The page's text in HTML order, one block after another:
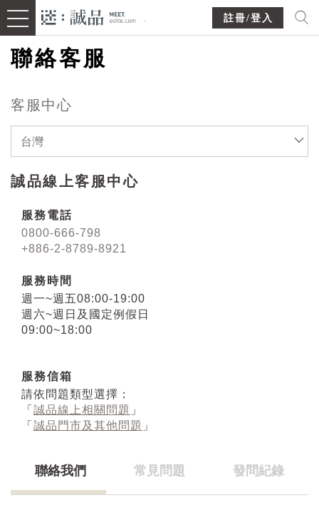
註冊/登入
聯絡客服
客服中心
台灣
誠品線上客服中心
服務電話
0800-666-798
+886-2-8789-8921
服務時間
週一~週五08:00-19:00
週六~週日及國定例假日
09:00~18:00
服務信箱
請依問題類型選擇：
「 誠品線上相關問題 」
「 誠品門市及其他問題 」
聯絡我們 常見問題 發問紀錄